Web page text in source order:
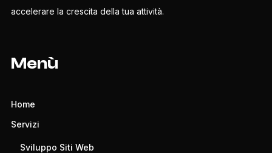
accelerare la crescita della tua attività.
Menù
Home
Servizi
Sviluppo Siti Web